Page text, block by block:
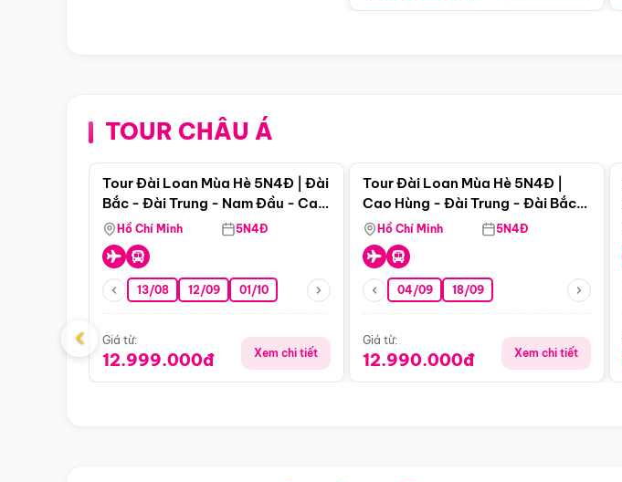
TOUR CHÂU ÁĐiểm nổi bật
Tour Đài Loan Mùa Hè 5N4Đ | Đài
Bắc - Đài Trung - Nam Đầu - Cao
Hùng ( Bay Vn)
Hồ Chí Minh 5N4Đ
13/08 12/09 01/10
Giá từ:
12.999.000đ Xem chi tiết
Tour Đài Loan Mùa Hè 5N4Đ |
Cao Hùng - Đài Trung - Đài Bắc
(Bay Vj)
Hồ Chí Minh 5N4Đ
04/09 18/09
Giá từ:
12.990.000đ Xem chi tiết
‹